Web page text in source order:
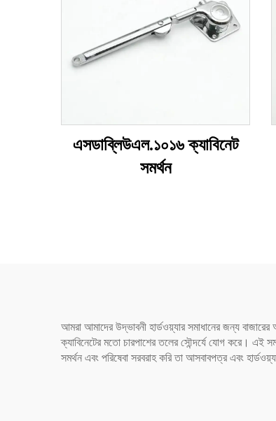
এসডাব্লিউএল.১০১৬ ক্যাবিনেট
সমর্থন
আমরা আমাদের উদ্ভাবনী হার্ডওয়্যার সমাধানের জন্য
ক্যাবিনেটের মতো চারপাশের তলের সৌন্দর্যে যোগ করে। এই
সমর্থন এবং পরিষেবা সরবরাহ করি তা আসবাবপত্র এবং